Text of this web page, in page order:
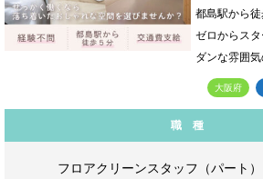
都島駅から徒
ゼロからス
ダンな雰囲
大阪府
職 種
フロアクリーンスタッフ（パート）